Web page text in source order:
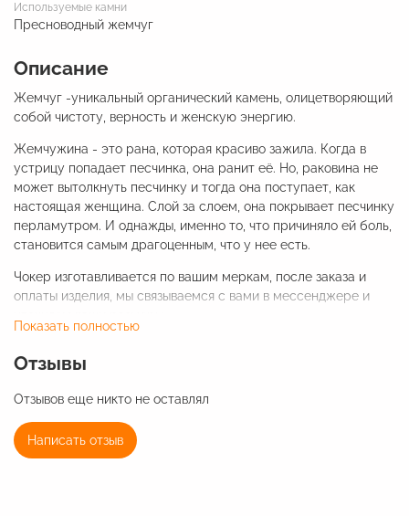
Используемые камни
Пресноводный жемчуг
Описание
Жемчуг -уникальный органический камень, олицетворяющий
собой чистоту, верность и женскую энергию.
Жемчужина - это рана, которая красиво зажила. Когда в
устрицу попадает песчинка, она ранит её. Но, раковина не
может вытолкнуть песчинку и тогда она поступает, как
настоящая женщина. Слой за слоем, она покрывает песчинку
перламутром. И однажды, именно то, что причиняло ей боль,
становится самым драгоценным, что у нее есть.
Чокер изготавливается по вашим меркам, после заказа и
оплаты изделия, мы связываемся с вами в мессенджере и
Показать полностью
Отзывы
Отзывов еще никто не оставлял
Написать отзыв